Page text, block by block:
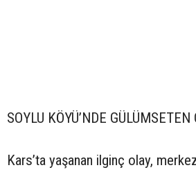
SOYLU KÖYÜ’NDE GÜLÜMSETEN
Kars’ta yaşanan ilginç olay,